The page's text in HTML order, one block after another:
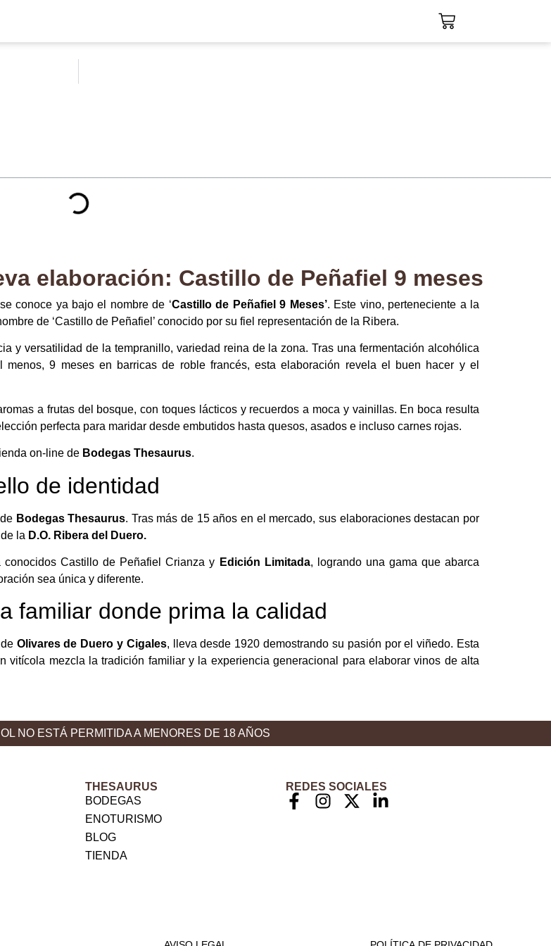
elaboración: Castillo de Peñafiel 9 meses
conoce ya bajo el nombre de ‘Castillo de Peñafiel 9 Meses’. Este vino, perteneciente a la
de ‘Castillo de Peñafiel’ conocido por su fiel representación de la Ribera.
y versatilidad de la tempranillo, variedad reina de la zona. Tras una fermentación alcohólica
9 meses en barricas de roble francés, esta elaboración revela el buen hacer y el
a frutas del bosque, con toques lácticos y recuerdos a moca y vainillas. En boca resulta
perfecta para maridar desde embutidos hasta quesos, asados e incluso carnes rojas.
on-line de Bodegas Thesaurus.
de identidad
Bodegas Thesaurus. Tras más de 15 años en el mercado, sus elaboraciones destacan por
la D.O. Ribera del Duero.
Castillo de Peñafiel Crianza y Edición Limitada, logrando una gama que abarca
sea única y diferente.
familiar donde prima la calidad
Olivares de Duero y Cigales, lleva desde 1920 demostrando su pasión por el viñedo. Esta
vitícola mezcla la tradición familiar y la experiencia generacional para elaborar vinos de alta
NO ESTÁ PERMITIDA A MENORES DE 18 AÑOS
THESAURUS
BODEGAS
ENOTURISMO
BLOG
TIENDA
REDES SOCIALES